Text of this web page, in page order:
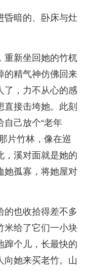
昏暗的、卧床与灶
重新坐回她的竹杌
的精气神仿佛回来
了，力不从心的感
直接击垮她。此刻
自己放个“老年
片竹林，像在巡
，溪对面就是她的
她孤寡，将她屋对
的也收拾得差不多
米给了它们一小块
蹿个儿，长最快的
向她来买老竹。山